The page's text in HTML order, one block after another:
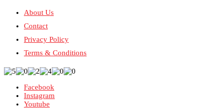
About Us
Contact
Privacy Policy
Terms & Conditions
Facebook
Instagram
Youtube